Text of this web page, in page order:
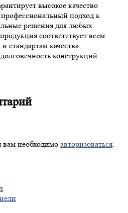
высокое качество
подход к
решения для любых
соответствует всем
стандартам качества,
конструкций.
вам необходимо авторизоваться.